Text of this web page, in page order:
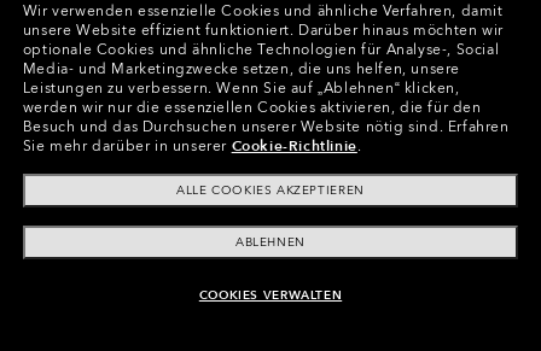
ZUM WARENKORB HINZUFÜGEN
Farben (3) Gläser Prizm Sapphire,
GestellPolished Black
Größe:Eine Größe für alle
PassformBreite - Mit Hohem Steg
Größenanleitung ansehen
Wir verwenden essenzielle Cookies und ähnliche Verfahren, damit
unsere Website effizient funktioniert. Darüber hinaus möchten wir
optionale Cookies und ähnliche Technologien für Analyse-, Social
Media- und Marketingzwecke setzen, die uns helfen, unsere
Leistungen zu verbessern. Wenn Sie auf „Ablehnen“ klicken,
werden wir nur die essenziellen Cookies aktivieren, die für den
Besuch und das Durchsuchen unserer Website nötig sind. Erfahren
Sie mehr darüber in unserer Cookie-Richtlinie.
ALLE COOKIES AKZEPTIEREN
ABLEHNEN
COOKIES VERWALTEN
MELDEN SIE